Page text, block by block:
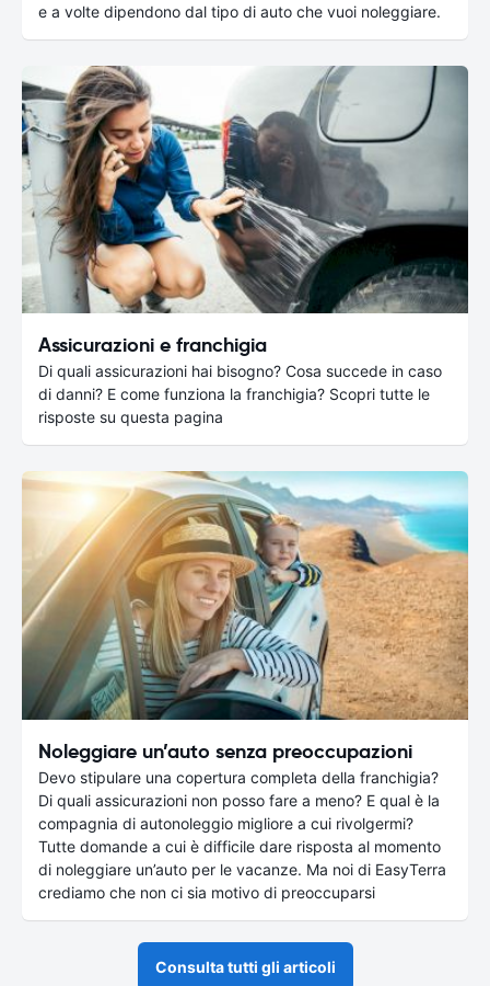
e a volte dipendono dal tipo di auto che vuoi noleggiare.
Assicurazioni e franchigia
Di quali assicurazioni hai bisogno? Cosa succede in caso
di danni? E come funziona la franchigia? Scopri tutte le
risposte su questa pagina
Noleggiare un’auto senza preoccupazioni
Devo stipulare una copertura completa della franchigia?
Di quali assicurazioni non posso fare a meno? E qual è la
compagnia di autonoleggio migliore a cui rivolgermi?
Tutte domande a cui è difficile dare risposta al momento
di noleggiare un’auto per le vacanze. Ma noi di EasyTerra
crediamo che non ci sia motivo di preoccuparsi
Consulta tutti gli articoli